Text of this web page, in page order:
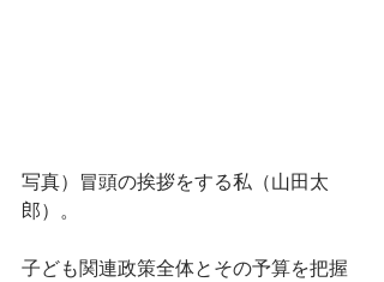
写真）冒頭の挨拶をする私（山田太
郎）。
子ども関連政策全体とその予算を把握